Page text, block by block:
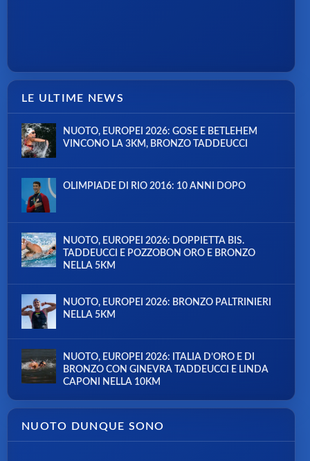
LE ULTIME NEWS
NUOTO, EUROPEI 2026: GOSE E BETLEHEM
VINCONO LA 3KM, BRONZO TADDEUCCI
OLIMPIADE DI RIO 2016: 10 ANNI DOPO
NUOTO, EUROPEI 2026: DOPPIETTA BIS.
TADDEUCCI E POZZOBON ORO E BRONZO
NELLA 5KM
NUOTO, EUROPEI 2026: BRONZO PALTRINIERI
NELLA 5KM
NUOTO, EUROPEI 2026: ITALIA D’ORO E DI
BRONZO CON GINEVRA TADDEUCCI E LINDA
CAPONI NELLA 10KM
NUOTO DUNQUE SONO